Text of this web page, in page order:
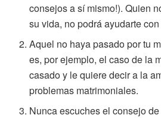
consejos a sí mismo!). Quien
su vida, no podrá ayudarte
Aquel no haya pasado por tu
es, por ejemplo, el caso de la
casado y le quiere decir a la
problemas matrimoniales.
Nunca escuches el consejo